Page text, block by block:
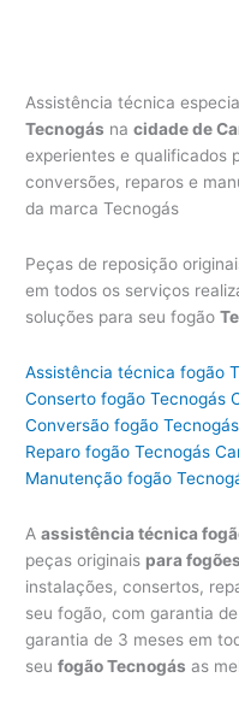
Assistência técnica
Tecnogás nacidade de
experientes e qualificados
conversões, reparos e
da marca Tecnogás
Peças de reposição
em todos os serviços
soluções para seu fogão
Assistência técnica fogão
Conserto fogão Tecnogás
Conversão fogão
Reparo fogão Tecnogás
Manutenção fogão
Aassistência técnica
peças originais para
instalações, consertos,
seu fogão, com garantia
garantia de 3 meses em
seufogão Tecnogás as